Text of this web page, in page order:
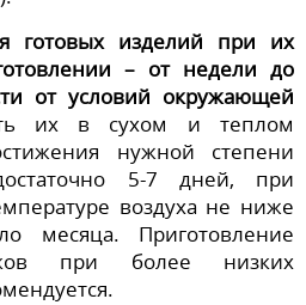
готовых изделий при их
– от недели до
от условий окружающей
их в сухом и теплом
нужной степени
5-7 дней, при
воздуха не ниже
месяца. Приготовление
при более низких